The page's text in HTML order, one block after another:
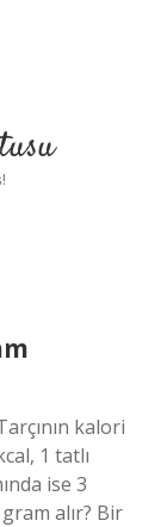
kalori
1 tatlı
ise 3
alır? Bir